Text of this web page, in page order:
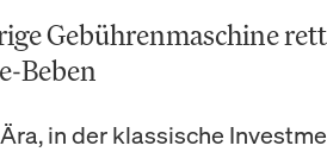
Gebührenmaschine
Beben
in der klassische